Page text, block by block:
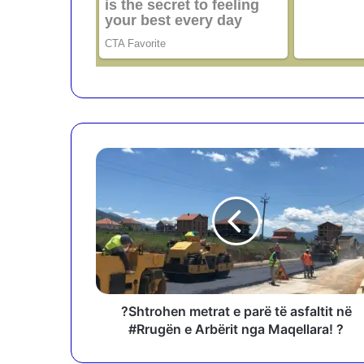
?
t
r
o
h
e
n
r
?Shtrohen metrat e parë të asfaltit në
#Rrugën e Arbërit nga Maqellara! ?